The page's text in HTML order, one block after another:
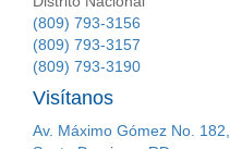
(809) 793-3156
(809) 793-3157
(809) 793-3190
Visítanos
Av. Máximo Gómez No. 182,